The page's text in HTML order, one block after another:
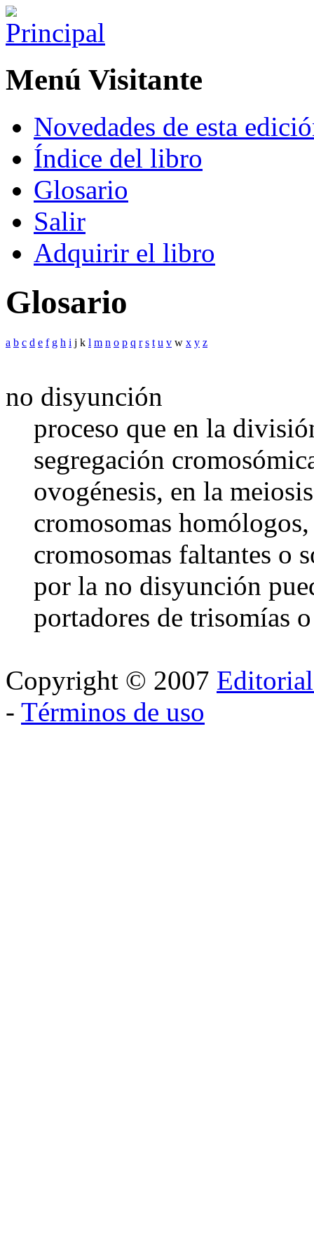
Menú Visitante
Novedades de esta
Índice del libro
Glosario
Salir
Adquirir el libro
Glosario
a b c d e f g h i j k l m n o p q r s t u v w x y z
no disyunción
proceso que en la
segregación
ovogénesis, en la
cromosomas
cromosomas faltantes o
por la no disyunción
portadores de trisomías
Copyright © 2007
- Términos de uso